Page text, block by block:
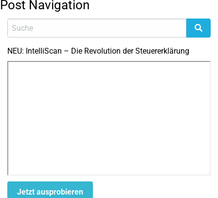
Post Navigation
NEU: IntelliScan – Die Revolution der Steuererklärung
Jetzt ausprobieren